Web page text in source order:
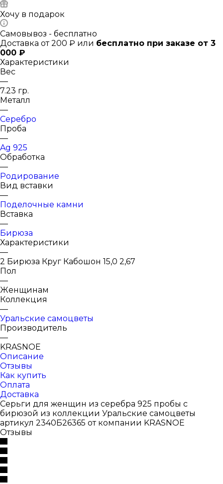
Хочу в подарок
Самовывоз - бесплатно
Доставка от 200 ₽ или бесплатно при заказе от 3
000 ₽
Характеристики
Вес
—
7.23 гр.
Металл
—
Серебро
Проба
—
Ag 925
Обработка
—
Родирование
Вид вставки
—
Поделочные камни
Вставка
—
Бирюза
Характеристики
—
2 Бирюза Круг Кабошон 15,0 2,67
Пол
—
Женщинам
Коллекция
—
Уральские самоцветы
Производитель
—
KRASNOE
Описание
Отзывы
Как купить
Оплата
Доставка
Серьги для женщин из серебра 925 пробы с
бирюзой из коллекции Уральские самоцветы
артикул 2340Б26365 от компании KRASNOE
Отзывы